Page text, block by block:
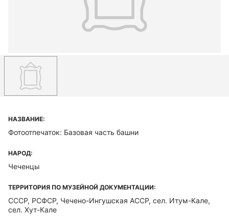
НАЗВАНИЕ:
Фотоотпечаток: Базовая часть башни
НАРОД:
Чеченцы
ТЕРРИТОРИЯ ПО МУЗЕЙНОЙ ДОКУМЕНТАЦИИ:
СССР, РСФСР, Чечено-Ингушская ACCP, сел. Итум-Кале,
сел. Хут-Кале